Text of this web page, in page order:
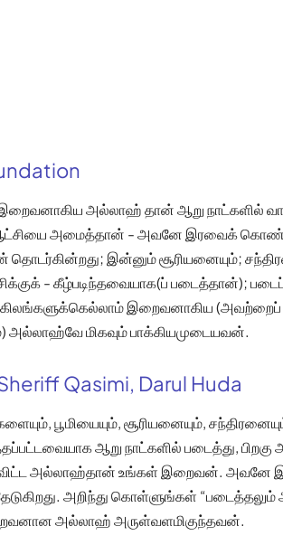
அல்லாஹ் தான் ஆறு நாட்களில்
அமைத்தான் - அவனே இரவைக் கொண்டு
தொடர்கின்றது; இன்னும் சூரியனையும்;
- கீழ்படிந்தவையாக(ப் படைத்தான்);
இறைவனாகிய (அவற்றைப்
அல்லாஹ்வே மிகவும் பாக்கியமுடையவன்.
Qasimi, Darul Huda
பூமியையும், சூரியனையும்,
ஆறு நாட்களில் படைத்து, பிறகு
அல்லாஹ்தான் உங்கள் இறைவன். அவனே
அறிந்து கொள்ளுங்கள் “படைத்தலும்
அல்லாஹ் அருள்வளமிகுந்தவன்.